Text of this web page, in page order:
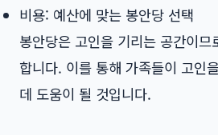
비용: 예산에 맞는 봉안당 선택
봉안당은 고인을 기리는 공간이
합니다. 이를 통해 가족들이 고인
데 도움이 될 것입니다.